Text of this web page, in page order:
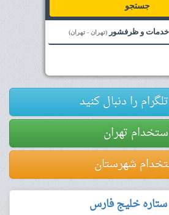
جستجو
خدمات و ظرفشور (تهران - تهران)
را دنبال کنید
تهران
شهرستان
خلیج فارس